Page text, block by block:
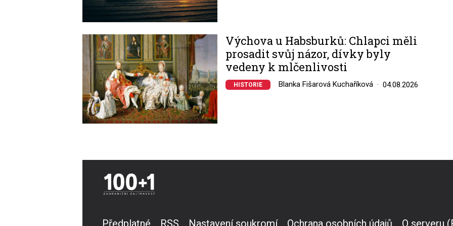
Image
Výchova u Habsburků: Chlapci měli
prosadit svůj názor, dívky byly
vedeny k mlčenlivosti
HISTORIE Blanka Fišarová Kuchaříková 04.08.2026
Předplatné RSS Nastavení soukromí Ochrana osobních údajů O serveru